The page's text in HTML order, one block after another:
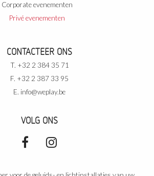
Corporate evenementen
Privé evenementen
CONTACTEER ONS
T. +32 2 384 35 71
F. +32 2 387 33 95
E. info@weplay.be
VOLG ONS